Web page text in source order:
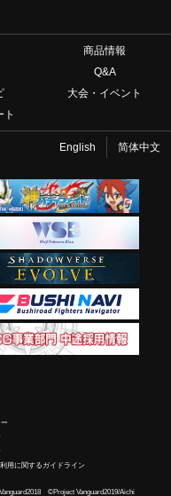
商品情報
Q&A
大会・イベント
ト
English 简体中文
ー
用に関するガイドライン
©Project Vanguard2019/Aichi